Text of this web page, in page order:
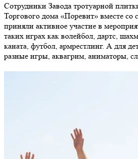
Сотрудники Завода тротуарной
Торгового дома «Поревит» вместе со
приняли активное участие в
таких играх как волейбол, дартс,
каната, футбол, армрестлинг. А для
разные игры, аквагрим, аниматоры,